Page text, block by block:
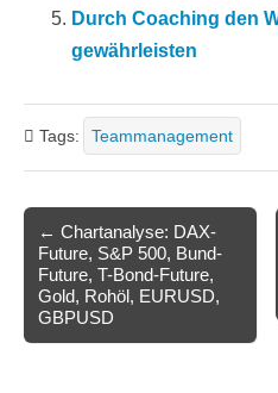
Durch Coaching den
gewährleisten
Tags: Teammanagement
Post
navigation
← Chartanalyse: DAX-
Future, S&P 500, Bund-
Future, T-Bond-Future,
Gold, Rohöl, EURUSD,
GBPUSD